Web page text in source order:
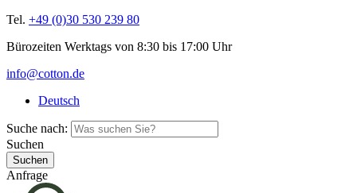
Tel. +49 (0)30 530 239 80
Bürozeiten Werktags von 8:30 bis 17:00 Uhr
info@cotton.de
Deutsch
Suche nach:
Suchen
Anfrage